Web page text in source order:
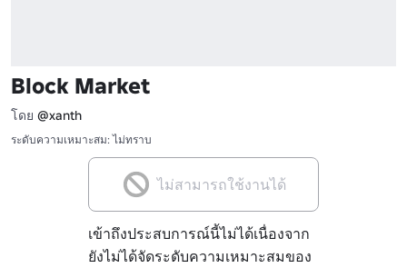
Block Market
โดย @xanth
ระดับความเหมาะสม: ไม่ทราบ
ไม่สามารถใช้งานได้
เข้าถึงประสบการณ์นี้ไม่ได้เนื่องจาก
ยังไม่ได้จัดระดับความเหมาะสมของ